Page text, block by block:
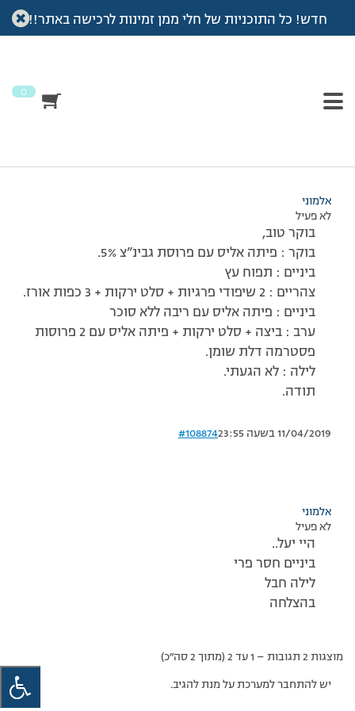
חדש! כל התוכניות של חלי ממן זמינות לרכישה באתר!!
0
עמוד הבית >דיונים>פורום >רישום יום א'
מוצגות 2 תגובות – 1 עד 2 (מתוך 2 סה״כ)
אלמוני
לא פעיל
בוקר טוב,
בוקר : פיתה אליס עם פרוסת גבינ”צ 5%.
ביניים : תפוח עץ
צהריים : 2 שיפודי פרגיות + סלט ירקות + 3 כפות אורז.
ביניים : פיתה אליס עם ריבה ללא סוכר
ערב : ביצה + סלט ירקות + פיתה אליס עם 2 פרוסות
פסטרמה דלת שומן.
לילה : לא הגעתי.
תודה.
11/04/2019 בשעה 23:55 #108874
אלמוני
לא פעיל
היי יעל..
ביניים חסר פרי
לילה חבל
בהצלחה
מוצגות 2 תגובות – 1 עד 2 (מתוך 2 סה״כ)
יש להתחבר למערכת על מנת להגיב.